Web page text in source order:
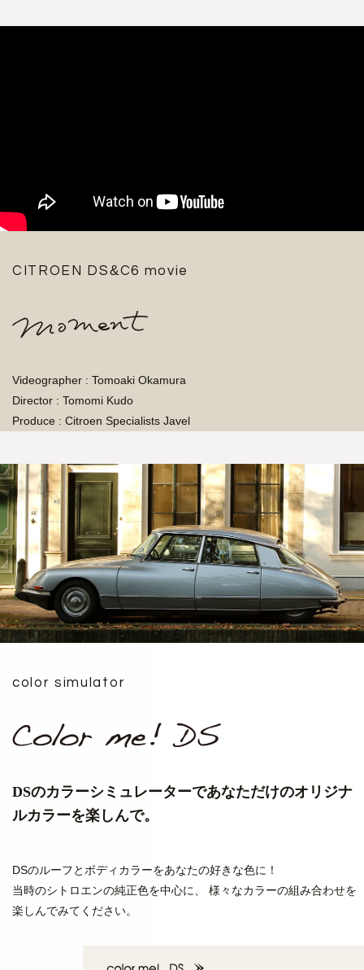
CITROEN DS&C6 movie
Videographer : Tomoaki Okamura
Director : Tomomi Kudo
Produce : Citroen Specialists Javel
color simulator
DSのカラーシミュレーターであなただけのオリジナ
ルカラーを楽しんで。
DSのルーフとボディカラーをあなたの好きな色に！
当時のシトロエンの純正色を中心に、
様々なカラーの組み合わせを
楽しんでみてください。